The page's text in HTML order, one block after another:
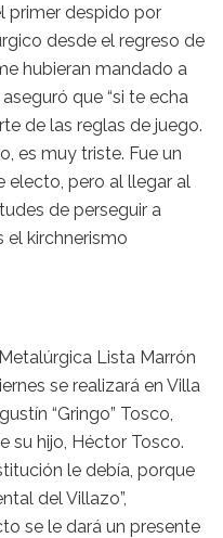
primer despido por
desde el regreso de
hubieran mandado a
que “si te echa
de las reglas de juego.
es muy triste. Fue un
pero al llegar al
de perseguir a
el kirchnerismo
Lista Marrón
se realizará en Villa
“Gringo” Tosco,
su hijo, Héctor Tosco.
le debía, porque
del Villazo”,
se le dará un presente